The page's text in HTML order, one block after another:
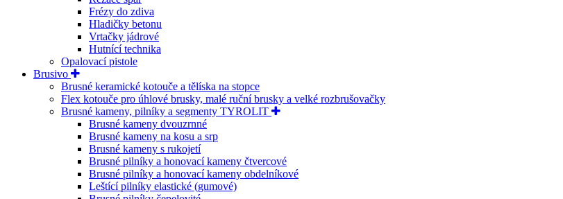
Frézy do zdiva
Hladičky betonu
Vrtačky jádrové
Hutnící technika
Opalovací pistole
Brusivo
Brusné keramické kotouče a tělíska na stopce
Flex kotouče pro úhlové brusky, malé ruční brusky a velké rozbrušovačky
Brusné kameny, pilníky a segmenty TYROLIT
Brusné kameny dvouzrnné
Brusné kameny na kosu a srp
Brusné kameny s rukojetí
Brusné pilníky a honovací kameny čtvercové
Brusné pilníky a honovací kameny obdelníkové
Leštící pilníky elastické (gumové)